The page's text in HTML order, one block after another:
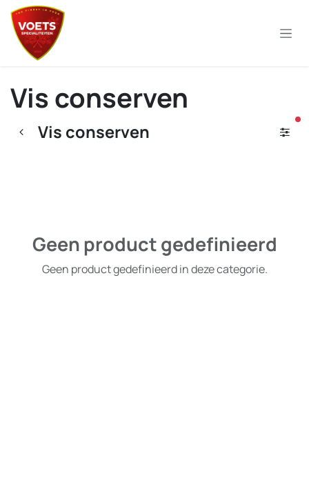
Overslaan naar inhoud
Vis conserven
Vis conserven
Geen product gedefinieerd
Geen product gedefinieerd in deze categorie.